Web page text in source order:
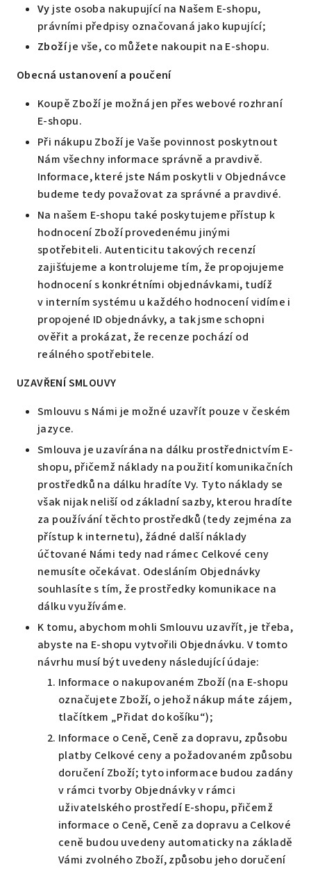
Vy jste osoba nakupující na Našem E-shopu,
právními předpisy označovaná jako kupující;
Zbožíje vše, co můžete nakoupit na E-shopu.
Obecná ustanovení a poučení
Koupě Zboží je možná jen přes webové rozhraní
E-shopu.
Při nákupu Zboží je Vaše povinnost poskytnout
Nám všechny informace správně a pravdivě.
Informace, které jste Nám poskytli v Objednávce
budeme tedy považovat za správné a pravdivé.
Na našem E-shopu také poskytujeme přístup k
hodnocení Zboží provedenému jinými
spotřebiteli. Autenticitu takových recenzí
zajišťujeme a kontrolujeme tím, že propojujeme
hodnocení s konkrétními objednávkami, tudíž
v interním systému u každého hodnocení vidíme i
propojené ID objednávky, a tak jsme schopni
ověřit a prokázat, že recenze pochází od
reálného spotřebitele.
UZAVŘENÍ SMLOUVY
Smlouvu s Námi je možné uzavřít pouze v českém
jazyce.
Smlouva je uzavírána na dálku prostřednictvím E-
shopu, přičemž náklady na použití komunikačních
prostředků na dálku hradíte Vy. Tyto náklady se
však nijak neliší od základní sazby, kterou hradíte
za používání těchto prostředků (tedy zejména za
přístup k internetu), žádné další náklady
účtované Námi tedy nad rámec Celkové ceny
nemusíte očekávat. Odesláním Objednávky
souhlasíte s tím, že prostředky komunikace na
dálku využíváme.
K tomu, abychom mohli Smlouvu uzavřít, je třeba,
abyste na E-shopu vytvořili Objednávku. V tomto
návrhu musí být uvedeny následující údaje:
Informace o nakupovaném Zboží (na E-shopu
označujete Zboží, o jehož nákup máte zájem,
tlačítkem „Přidat do košíku“);
Informace o Ceně, Ceně za dopravu, způsobu
platby Celkové ceny a požadovaném způsobu
doručení Zboží; tyto informace budou zadány
v rámci tvorby Objednávky v rámci
uživatelského prostředí E-shopu, přičemž
informace o Ceně, Ceně za dopravu a Celkové
ceně budou uvedeny automaticky na základě
Vámi zvolného Zboží, způsobu jeho doručení